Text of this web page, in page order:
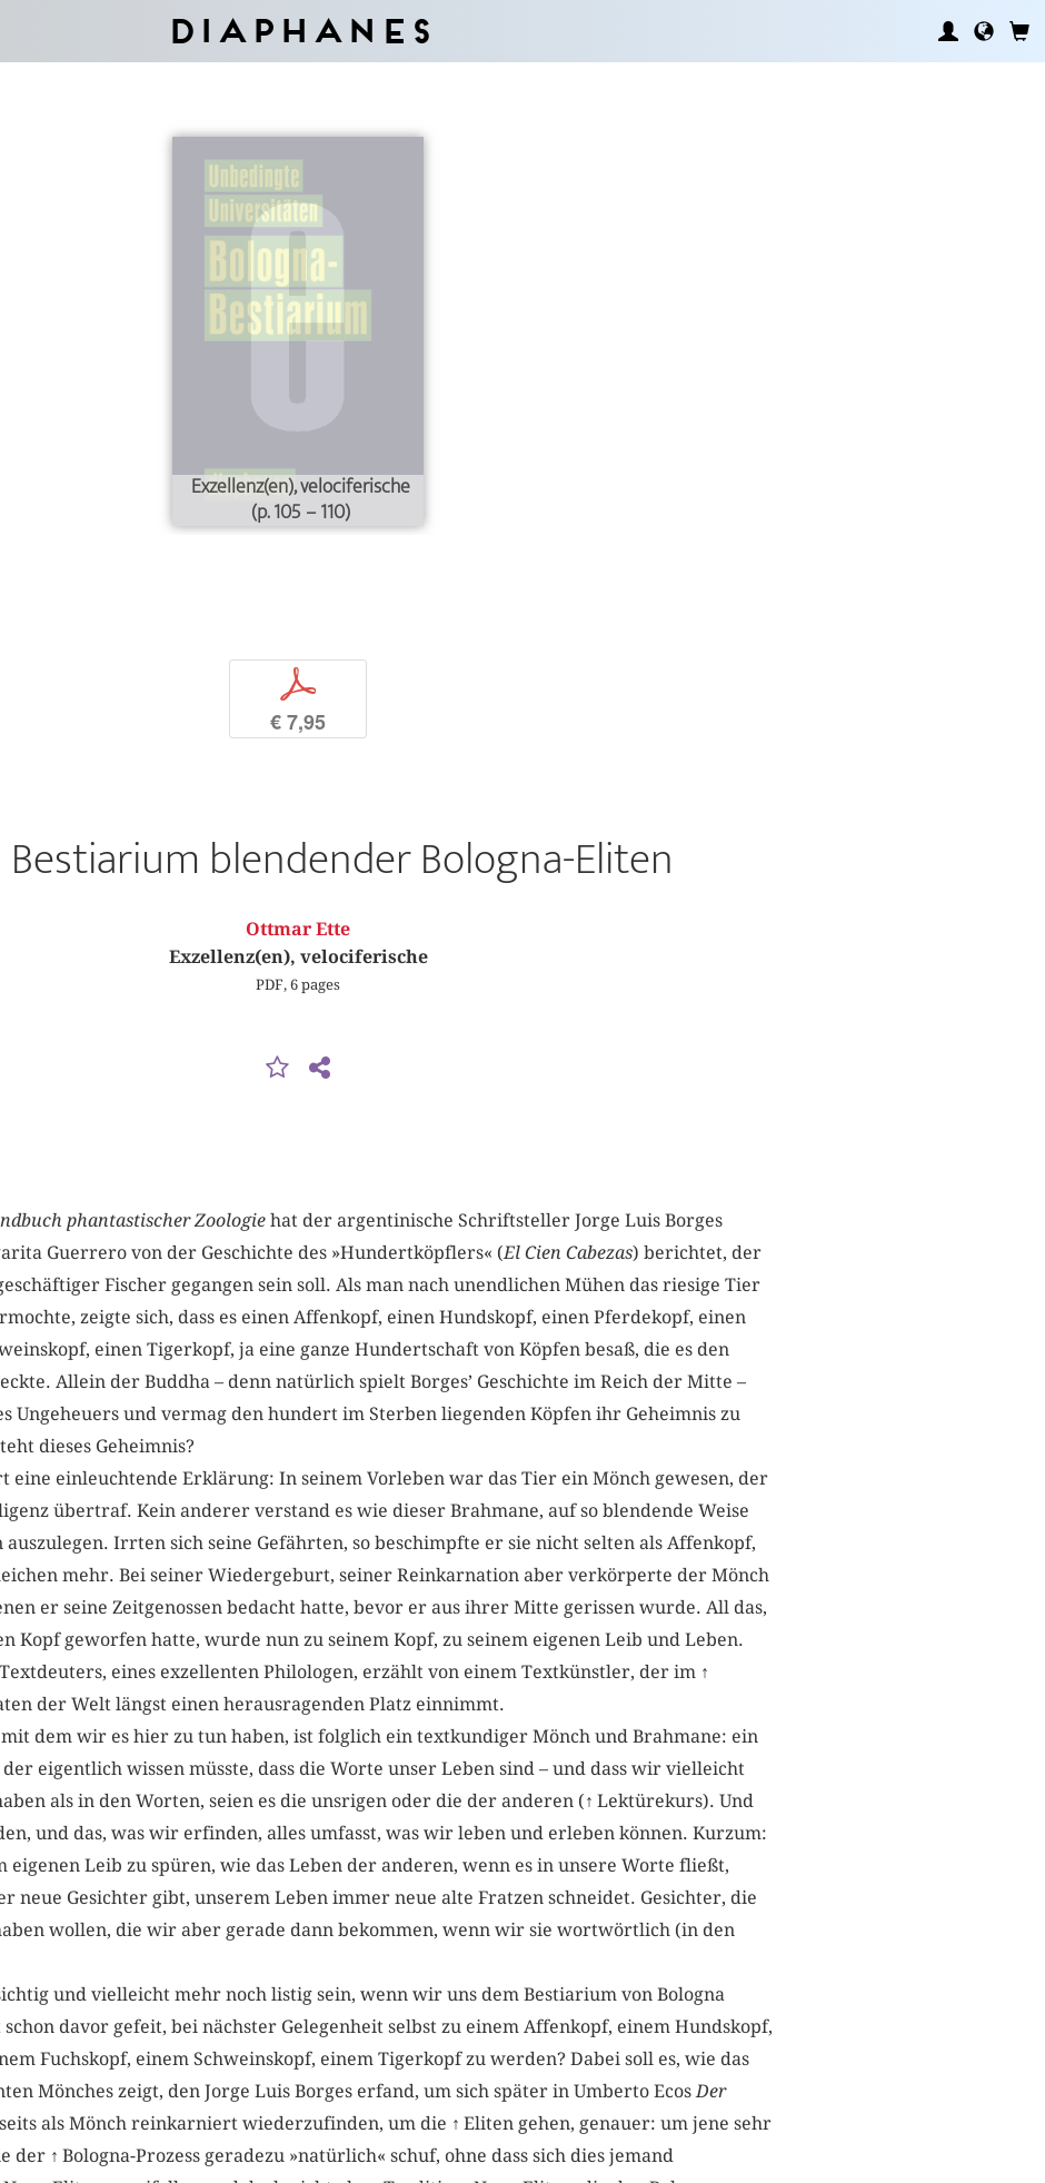
Diaphanes
Exzellenz(en), velociferische
(p. 105 – 110)
p
€ 7,95
blendender Bologna-Eliten
Ottmar Ette
Exzellenz(en), velociferische
PDF, 6 pages
phantastischer Zoologiehat der argentinische Schriftsteller Jorge Luis Borges
Guerrero von der Geschichte des »Hundertköpflers« (El Cien Cabezas) berichtet, der
Fischer gegangen sein soll. Als man nach unendlichen Mühen das riesige Tier
zeigte sich, dass es einen Affenkopf, einen Hundskopf, einen Pferdekopf, einen
einen Tigerkopf, ja eine ganze Hundertschaft von Köpfen besaß, die es den
Allein der Buddha – denn natürlich spielt Borges’ Geschichte im Reich der Mitte –
Ungeheuers und vermag den hundert im Sterben liegenden Köpfen ihr Geheimnis zu
dieses Geheimnis?
eine einleuchtende Erklärung: In seinem Vorleben war das Tier ein Mönch gewesen, der
übertraf. Kein anderer verstand es wie dieser Brahmane, auf so blendende Weise
Irrten sich seine Gefährten, so beschimpfte er sie nicht selten als Affenkopf,
mehr. Bei seiner Wiedergeburt, seiner Reinkarnation aber verkörperte der Mönch
er seine Zeitgenossen bedacht hatte, bevor er aus ihrer Mitte gerissen wurde. All das,
Kopf geworfen hatte, wurde nun zu seinem Kopf, zu seinem eigenen Leib und Leben.
eines exzellenten Philologen, erzählt von einem Textkünstler, der im ↑
der Welt längst einen herausragenden Platz einnimmt.
dem wir es hier zu tun haben, ist folglich ein textkundiger Mönch und Brahmane: ein
eigentlich wissen müsste, dass die Worte unser Leben sind – und dass wir vielleicht
als in den Worten, seien es die unsrigen oder die der anderen (↑ Lektürekurs). Und
und das, was wir erfinden, alles umfasst, was wir leben und erleben können. Kurzum:
eigenen Leib zu spüren, wie das Leben der anderen, wenn es in unsere Worte fließt,
neue Gesichter gibt, unserem Leben immer neue alte Fratzen schneidet. Gesichter, die
wollen, die wir aber gerade dann bekommen, wenn wir sie wortwörtlich (in den
und vielleicht mehr noch listig sein, wenn wir uns dem Bestiarium von Bologna
davor gefeit, bei nächster Gelegenheit selbst zu einem Affenkopf, einem Hundskopf,
Fuchskopf, einem Schweinskopf, einem Tigerkopf zu werden? Dabei soll es, wie das
Mönches zeigt, den Jorge Luis Borges erfand, um sich später in Umberto EcosDer
als Mönch reinkarniert wiederzufinden, um die ↑ Eliten gehen, genauer: um jene sehr
der ↑ Bologna-Prozess geradezu »natürlich« schuf, ohne dass sich dies jemand